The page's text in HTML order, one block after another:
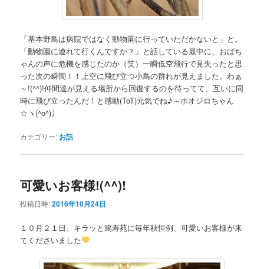
「基本野鳥は病院ではなく動物園に行っていただかないと」と。
「動物園に連れて行くんですか？」と話している最中に、おばち
ゃんの声に危機を感じたのか（笑）一瞬低空飛行で見失ったと思
った次の瞬間！！上空に飛び立つ小鳥の群れが見えました。わぁ
～!(^^)!仲間達が見える場所から回復するのを待ってて、互いに同
時に飛び立ったんだ！と感動(ToT)元気でね♪～ホオジロちゃん
☆ヽ(^o^)丿
カテゴリー: お話
可愛いお客様!(^^)!
投稿日時:2016年10月24日
１０月２１日、キラッと篤寿苑に毎年秋恒例、可愛いお客様が来
てくださいました